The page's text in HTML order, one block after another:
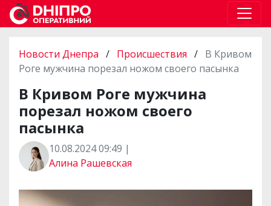
Новости Днепра / Происшествия / В Кривом
Роге мужчина порезал ножом своего пасынка
В Кривом Роге мужчина
порезал ножом своего
пасынка
10.08.2024 09:49 |
Алина Рашевская